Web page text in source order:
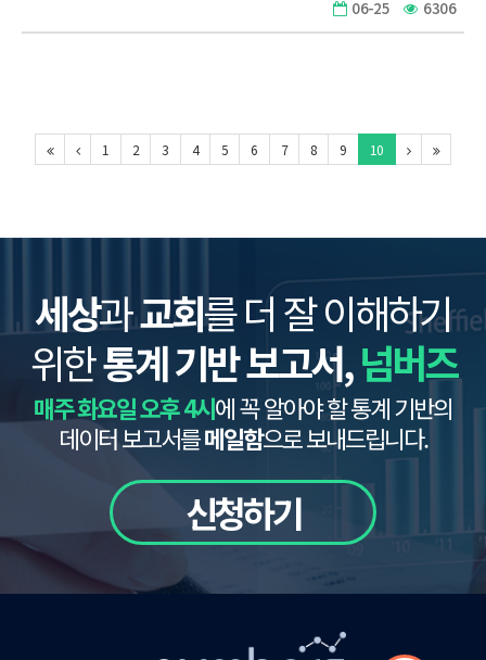
06-25 6306
1 2 3 4 5 6 7 8 9 10
세상과교회를 더 잘 이해하기
위한통계 기반 보고서,넘버즈
매주 화요일 오후 4시에 꼭 알아야 할 통계 기반의
데이터 보고서를메일함으로 보내드립니다.
신청하기